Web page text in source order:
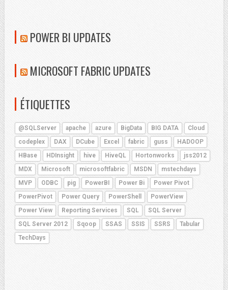
POWER BI UPDATES
MICROSOFT FABRIC UPDATES
ÉTIQUETTES
@SQLServer apache azure BigData BIG DATA
Cloud
codeplex
DAX DCube Excel fabric guss
HADOOP
HBase
HDInsight hive HiveQL Hortonworks
jss2012
MDX
Microsoft microsoftfabric MSDN
mstechdays
MVP
ODBC pig PowerBI Power Bi
Power Pivot
PowerPivot
Power Query PowerShell
PowerView
Power View
Reporting Services SQL
SQL Server
SQL Server 2012
Sqoop SSAS SSIS SSRS
Tabular
TechDays